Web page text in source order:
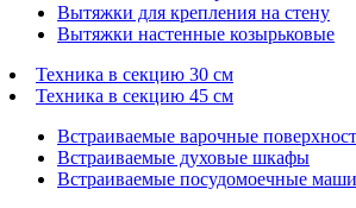
Вытяжки для крепления на стену
Вытяжки настенные козырьковые
Техника в секцию 30 см
Техника в секцию 45 см
Встраиваемые варочные
Встраиваемые духовые шкафы
Встраиваемые посудомоечные